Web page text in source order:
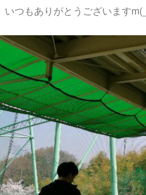
つもありがとうございます